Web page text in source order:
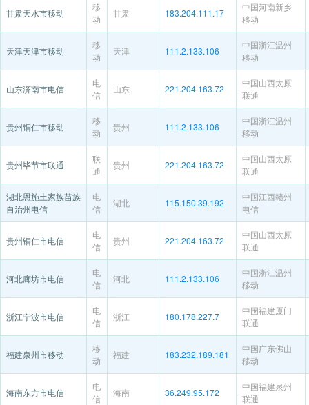
甘肃天水市移动
移
动
甘肃 183.204.111.17
中国河南新乡
移动
天津天津市移动
移
动
天津 111.2.133.106
中国浙江温州
移动
山东济南市电信
电
信
山东 221.204.163.72
中国山西太原
联通
贵州铜仁市移动
移
动
贵州 111.2.133.106
中国浙江温州
移动
贵州毕节市联通
联
通
贵州 221.204.163.72
中国山西太原
联通
湖北恩施土家族苗族
自治州电信
电
信
湖北 115.150.39.192
中国江西赣州
电信
贵州铜仁市电信
电
信
贵州 221.204.163.72
中国山西太原
联通
河北廊坊市电信
电
信
河北 111.2.133.106
中国浙江温州
移动
浙江宁波市电信
电
信
浙江 180.178.227.7
中国福建厦门
联通
福建泉州市移动
移
动
福建 183.232.189.181
中国广东佛山
移动
海南东方市电信
电
信
海南 36.249.95.172
中国福建泉州
联通